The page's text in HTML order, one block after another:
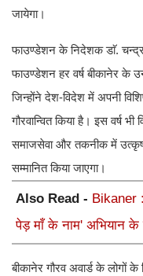
जायेगा।
फाउण्डेशन के निदेशक डाॅ.
फाउण्डेशन हर वर्ष बीकानेर के
जिन्होंने देश-विदेश में अपनी
गौरवान्वित किया है। इस वर्ष भी
समाजसेवा और तकनीक में उत्कृष्ट
सम्मानित किया जाएगा।
Also Read - Bikaner
पेड़ माँ के नाम' अभियान के
बीकानेर गौरव अवार्ड के लोगों